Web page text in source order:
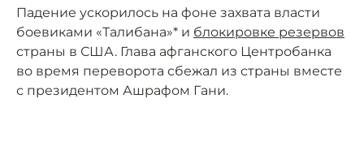
Падение ускорилось на фоне захвата власти
боевиками «Талибана»* и блокировке резервов
страны в США. Глава афганского Центробанка
во время переворота сбежал из страны вместе
с президентом Ашрафом Гани.